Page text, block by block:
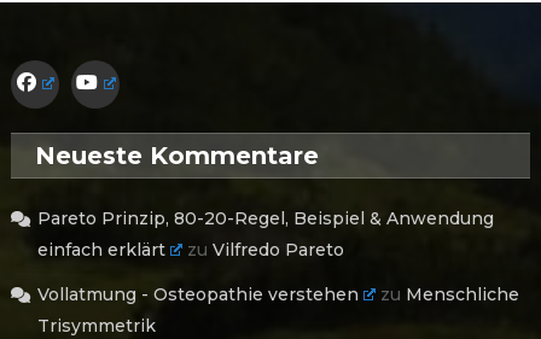
Neueste Kommentare
Pareto Prinzip, 80-20-Regel, Beispiel & Anwendung
einfach erklärt
zuVilfredo Pareto
Vollatmung - Osteopathie verstehen zu Menschliche
Trisymmetrik